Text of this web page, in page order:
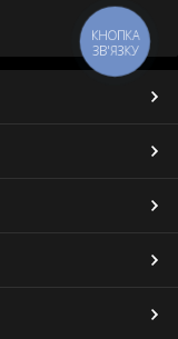
КНОПКА
ЗВ'ЯЗКУ